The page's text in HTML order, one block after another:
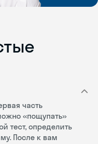
часть
«пощупать»
тест, определить
После к вам